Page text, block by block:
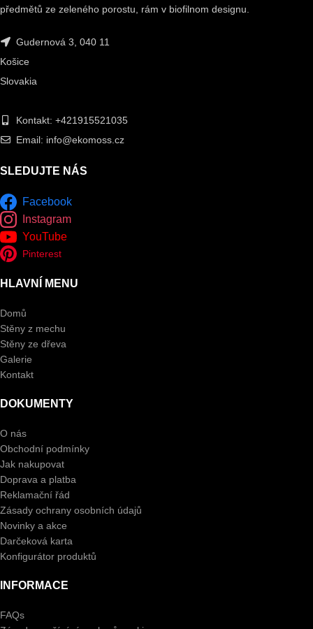
předmětů ze zeleného porostu, rám v biofilnom designu.
Gudernová 3, 040 11
Košice
Slovakia
Kontakt: +421915521035
Email: info@ekomoss.cz
SLEDUJTE NÁS
Facebook
Instagram
YouTube
Pinterest
HLAVNÍ MENU
Domů
Stěny z mechu
Stěny ze dřeva
Galerie
Kontakt
DOKUMENTY
O nás
Obchodní podmínky
Jak nakupovat
Doprava a platba
Reklamační řád
Zásady ochrany osobních údajů
Novinky a akce
Darčeková karta
Konfigurátor produktů
INFORMACE
FAQs